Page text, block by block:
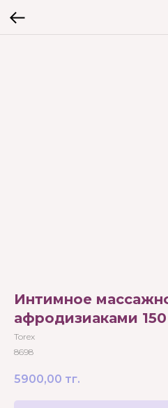
Интимное
афродизиаками
Torex
8698
5900,00 тг.